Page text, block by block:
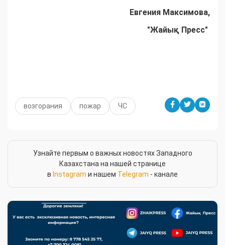
Евгения Максимова,
"Жайық Пресс"
возгорания пожар ЧС
Узнайте первым о важных новостях Западного
Казахстана на нашей странице
в Instagram и нашем Telegram - канале